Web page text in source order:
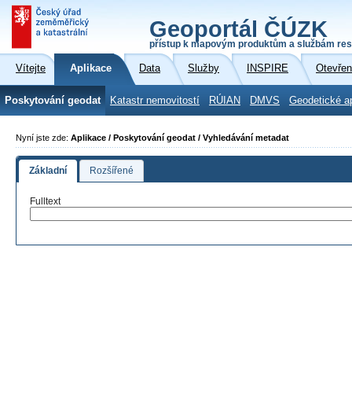
Geoportál ČÚZK
přístup k mapovým produktům a službám
Vítejte Aplikace Data Služby INSPIRE
Poskytování geodat Katastr nemovitostí RÚIAN DMVS Geodetické
Nyní jste zde: Aplikace / Poskytování geodat / Vyhledávání metadat
Základní Rozšířené
Fulltext